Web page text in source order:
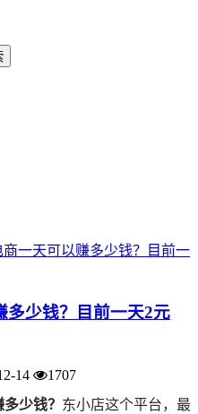
一天可以赚多少钱？目前一
多少钱？目前一天2元
14
1707
少钱？ 东小店这个平台，最